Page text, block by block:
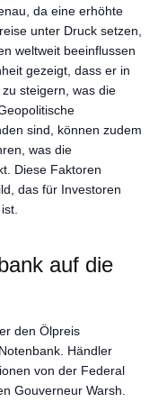
da eine erhöhte
unter Druck setzen,
weltweit beeinflussen
gezeigt, dass er in
steigern, was die
sind, können zudem
was die
Diese Faktoren
das für Investoren
auf die
den Ölpreis
Händler
von der Federal
Gouverneur Warsh.